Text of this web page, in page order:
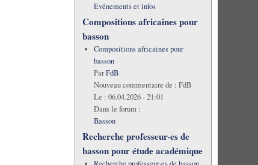
Evénements et infos
Compositions africaines pour
basson
Compositions africaines pour
basson
ParFdB
Nouveau commentaire de : FdB
Le : 06.04.2026 - 21:01
Dans le forum :
Basson
Recherche professeur·es de
basson pour étude académique